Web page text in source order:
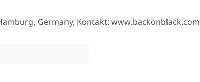
Germany, Kontakt: www.backonblack.com